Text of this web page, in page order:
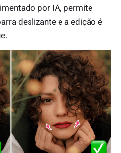
por IA, permite
deslizante e a edição é